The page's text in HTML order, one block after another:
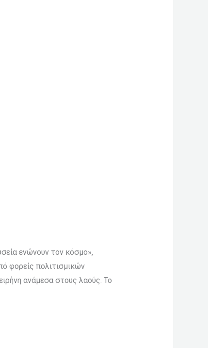
ενώνουν τον κόσμο»,
φορείς πολιτισμικών
ανάμεσα στους λαούς. Το